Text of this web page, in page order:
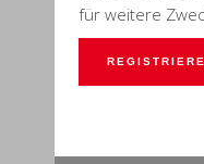
für weitere